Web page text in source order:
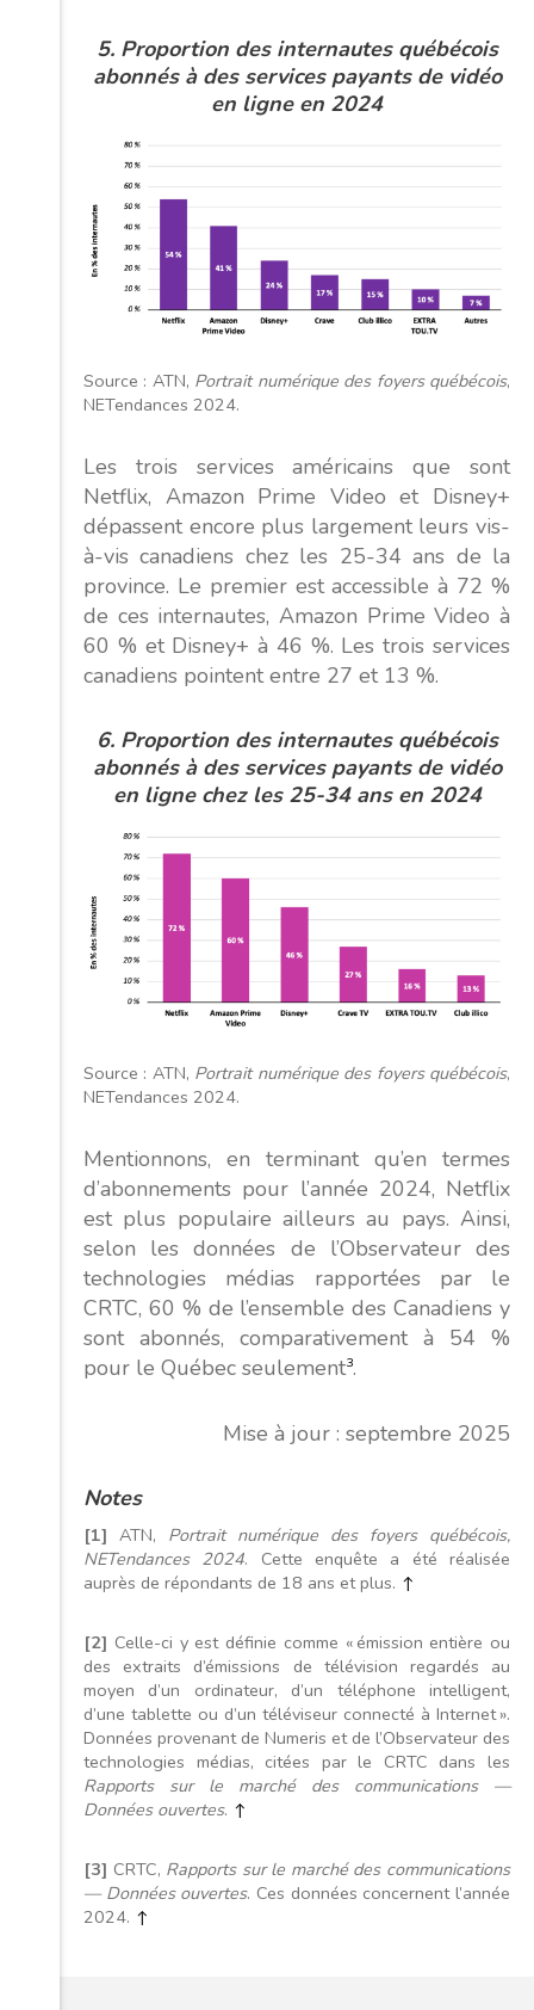
5. Proportiondes internautes québécois
abonnésà des services payants de vidéo
en ligne en 2024
Source : ATN, Portrait numérique des foyers québécois,
NETendances 2024.
Les trois services américains que sont
Netflix, Amazon Prime Video et Disney+
dépassent encore plus largement leurs vis-
à-vis canadiens chez les 25-34 ans de la
province. Le premier est accessible à 72 %
de ces internautes, Amazon Prime Video à
60 % et Disney+ à 46 %. Les trois services
canadiens pointent entre 27 et 13 %.
6. Proportion des internautes québécois
abonnés à des services payants de vidéo
en lignechez les 25-34 ans en 2024
Source : ATN, Portrait numérique des foyers québécois,
NETendances 2024.
Mentionnons, en terminant qu’en termes
d’abonnements pour l’année 2024, Netflix
est plus populaire ailleurs au pays. Ainsi,
selon les données de l’Observateur des
technologies médias rapportées par le
CRTC, 60 % de l’ensemble des Canadiens y
sont abonnés, comparativement à 54 %
pour le Québec seulement3.
Mise à jour : septembre 2025
Notes
[1] ATN, Portrait numérique des foyers québécois,
NETendances 2024. Cette enquête a été réalisée
auprès de répondants de 18 ans et plus. ↑
[2] Celle-ci y est définie comme « émission entière ou
des extraits d’émissions de télévision regardés au
moyen d’un ordinateur, d’un téléphone intelligent,
d’une tablette ou d’un téléviseur connecté à Internet ».
Données provenant de Numeris et de l’Observateur des
technologies médias, citées par le CRTC dans les
Rapports sur le marché des communications —
Données ouvertes. ↑
[3] CRTC, Rapports sur le marché des communications
— Données ouvertes. Ces données concernent l’année
2024. ↑